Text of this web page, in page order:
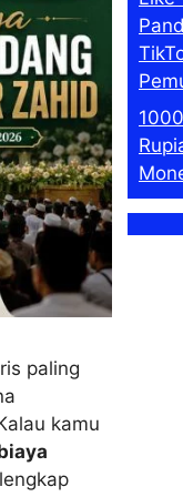
paling
kamu